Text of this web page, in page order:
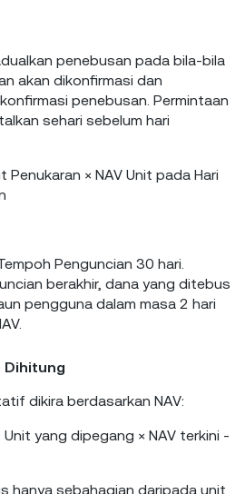
penebusan pada bila-bila
akan dikonfirmasi dan
penebusan. Permintaan
sehari sebelum hari
Penukaran × NAV Unit pada Hari
Penguncian 30 hari.
berakhir, dana yang ditebus
pengguna dalam masa 2 hari
Dihitung
dikira berdasarkan NAV:
Unit yang dipegang × NAV terkini -
hanya sebahagian daripada unit